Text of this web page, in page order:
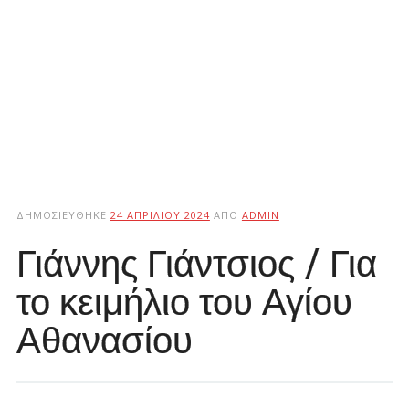
ΔΗΜΟΣΙΕΎΘΗΚΕ 24 ΑΠΡΙΛΊΟΥ 2024 ΑΠΌ ADMIN
Γιάννης Γιάντσιος / Για
το κειμήλιο του Αγίου
Αθανασίου